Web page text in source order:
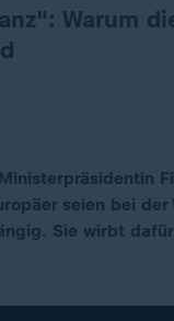
Warum
seien bei der
Sie wirbt